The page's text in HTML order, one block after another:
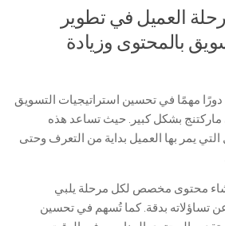
العميل في تطوير
بالمحتوى وزيادة
مهمًا في تحسين استراتيجيات التسويق
بشكل كبير. حيث تساعد هذه
يمر بها العميل بداية من التعرف وحتى
محتوى مخصص لكل مرحلة يلبي
تساؤلاته بدقة. كما تُسهم في تحسين